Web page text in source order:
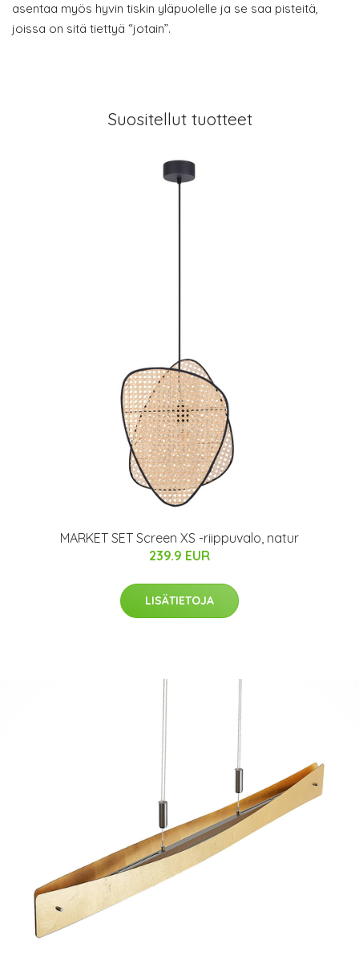
asentaa myös hyvin tiskin yläpuolelle ja se saa pisteitä,
joissa on sitä tiettyä “jotain”.
Suositellut tuotteet
MARKET SET Screen XS -riippuvalo, natur
239.9 EUR
LISÄTIETOJA